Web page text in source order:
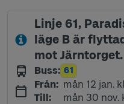
Linje 61,
läge B är
mot Järntorget.
Buss: Linje
61
Från: måndag 12
mån 12 jan.
Till: måndag 30
mån 30 nov.